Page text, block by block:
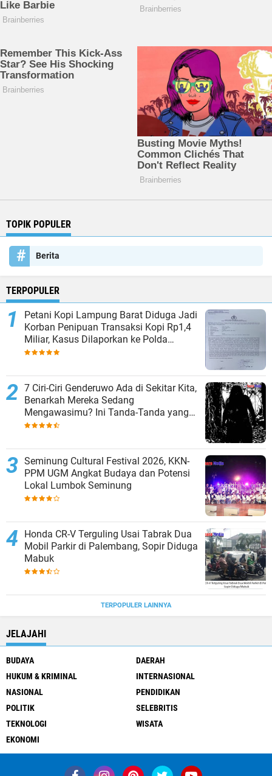
TOPIK POPULER
Berita
TERPOPULER
Petani Kopi Lampung Barat Diduga Jadi
Korban Penipuan Transaksi Kopi Rp1,4
Miliar, Kasus Dilaporkan ke Polda
Lampung
7 Ciri-Ciri Genderuwo Ada di Sekitar Kita,
Benarkah Mereka Sedang
Mengawasimu? Ini Tanda-Tanda yang
Sering Diabaikan
Seminung Cultural Festival 2026, KKN-
PPM UGM Angkat Budaya dan Potensi
Lokal Lumbok Seminung
Honda CR-V Terguling Usai Tabrak Dua
Mobil Parkir di Palembang, Sopir Diduga
Mabuk
TERPOPULER LAINNYA
JELAJAHI
BUDAYA
DAERAH
HUKUM & KRIMINAL
INTERNASIONAL
NASIONAL
PENDIDIKAN
POLITIK
SELEBRITIS
TEKNOLOGI
WISATA
EKONOMI